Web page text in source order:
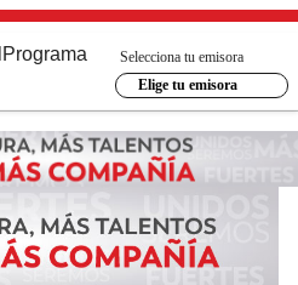
Programa
Selecciona tu emisora
Elige tu emisora